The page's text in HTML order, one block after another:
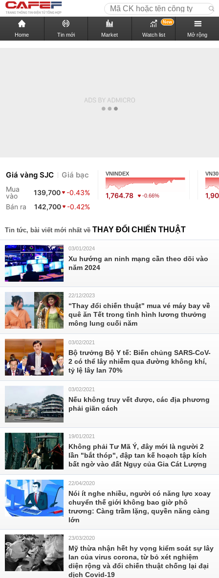
Home Tin mới Market Watch list
New
Mở rộng
Giá vàng SJC Giá bạc
Mua
vào
139,700
-0.43%
Bán ra
142,700 -0.42%
VNINDEX
1,764.78 -0.66%
VN30
Tin tức, bài viết mới nhất về THAY ĐỔI CHIẾN THUẬT
03/01/2024
Xu hướng an ninh mạng cần theo dõi vào
năm 2024
22/12/2023
“Thay đổi chiến thuật" mua vé máy bay về
quê ăn Tết trong tình hình lương thưởng
mông lung cuối năm
03/02/2021
Bộ trưởng Bộ Y tế: Biến chủng SARS-CoV-
2 có thể lây nhiễm qua đường không khí,
tỷ lệ lây lan 70%
03/02/2021
Nếu không truy vết được, các địa phương
phải giãn cách
19/01/2021
Không phải Tư Mã Ý, đây mới là người 2
lần "bắt thóp", đập tan kế hoạch tập kích
bất ngờ vào đất Ngụy của Gia Cát Lượng
22/04/2020
Nói ít nghe nhiều, người có năng lực xoay
chuyển thế giới không bao giờ phô
trương: Càng trầm lặng, quyền năng càng
lớn
23/03/2020
Mỹ thừa nhận hết hy vọng kiểm soát sự lây
lan của virus corona, từ bỏ xét nghiệm
diện rộng và đổi chiến thuật chống lại đại
dịch Covid-19